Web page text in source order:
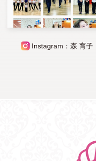
Instagram：森 育子